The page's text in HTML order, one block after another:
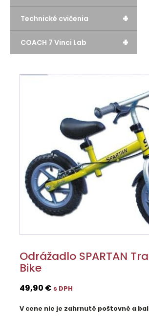
+
Technické cvičenia
+
COACH 7 Vinci Lab
Odrážadlo SPARTAN
Bike
49,90 € s DPH
V cene nie je zahrnuté poštovné a